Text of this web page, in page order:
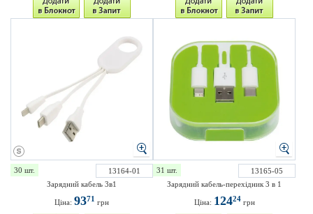
30 шт.
13164-01
Зарядний кабель 3в1
Ціна: 9371 грн
31 шт.
13165-05
Зарядний кабель-перехідник 3 в 1
Ціна: 12424грн